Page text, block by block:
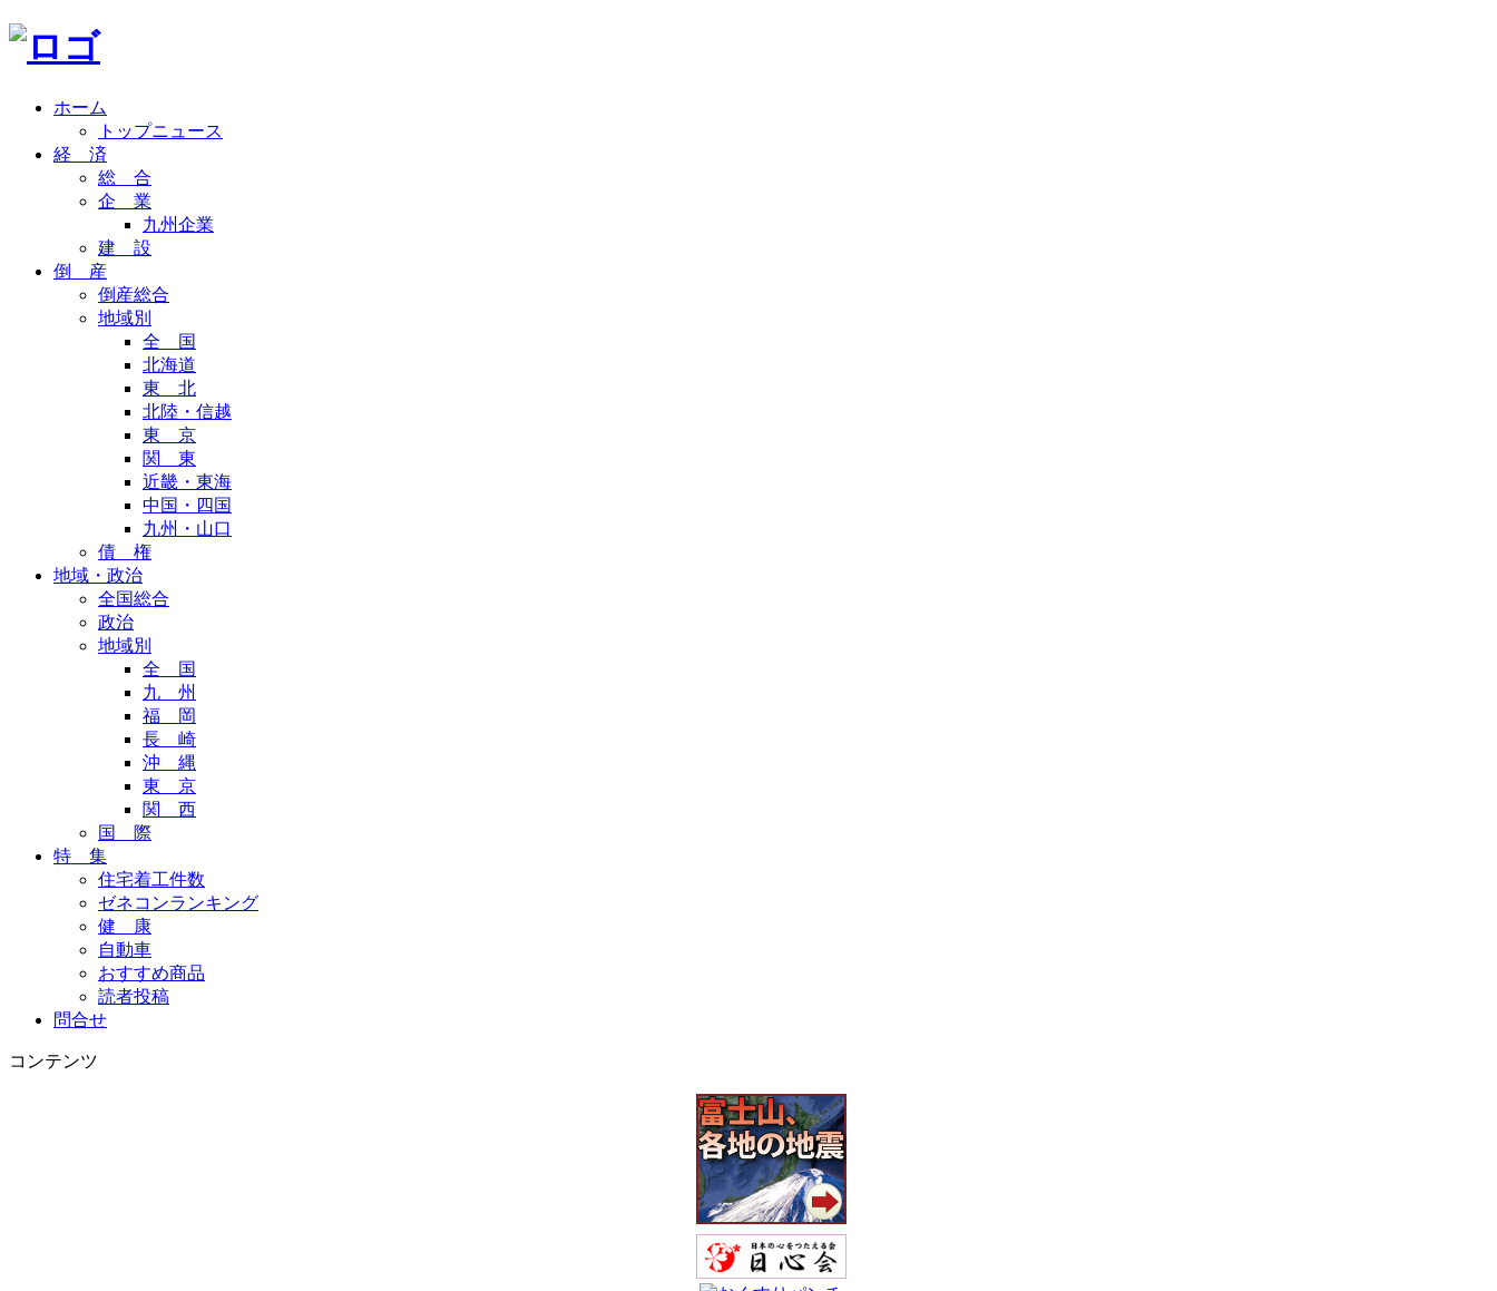
ホーム
トップニュース
経 済
総 合
企 業
九州企業
建 設
倒 産
倒産総合
地域別
全 国
北海道
東 北
北陸・信越
東 京
関 東
近畿・東海
中国・四国
九州・山口
債 権
地域・政治
全国総合
政治
地域別
全 国
九 州
福 岡
長 崎
沖 縄
東 京
関 西
国 際
特 集
住宅着工件数
ゼネコンランキング
健 康
自動車
おすすめ商品
読者投稿
問合せ
コンテンツ